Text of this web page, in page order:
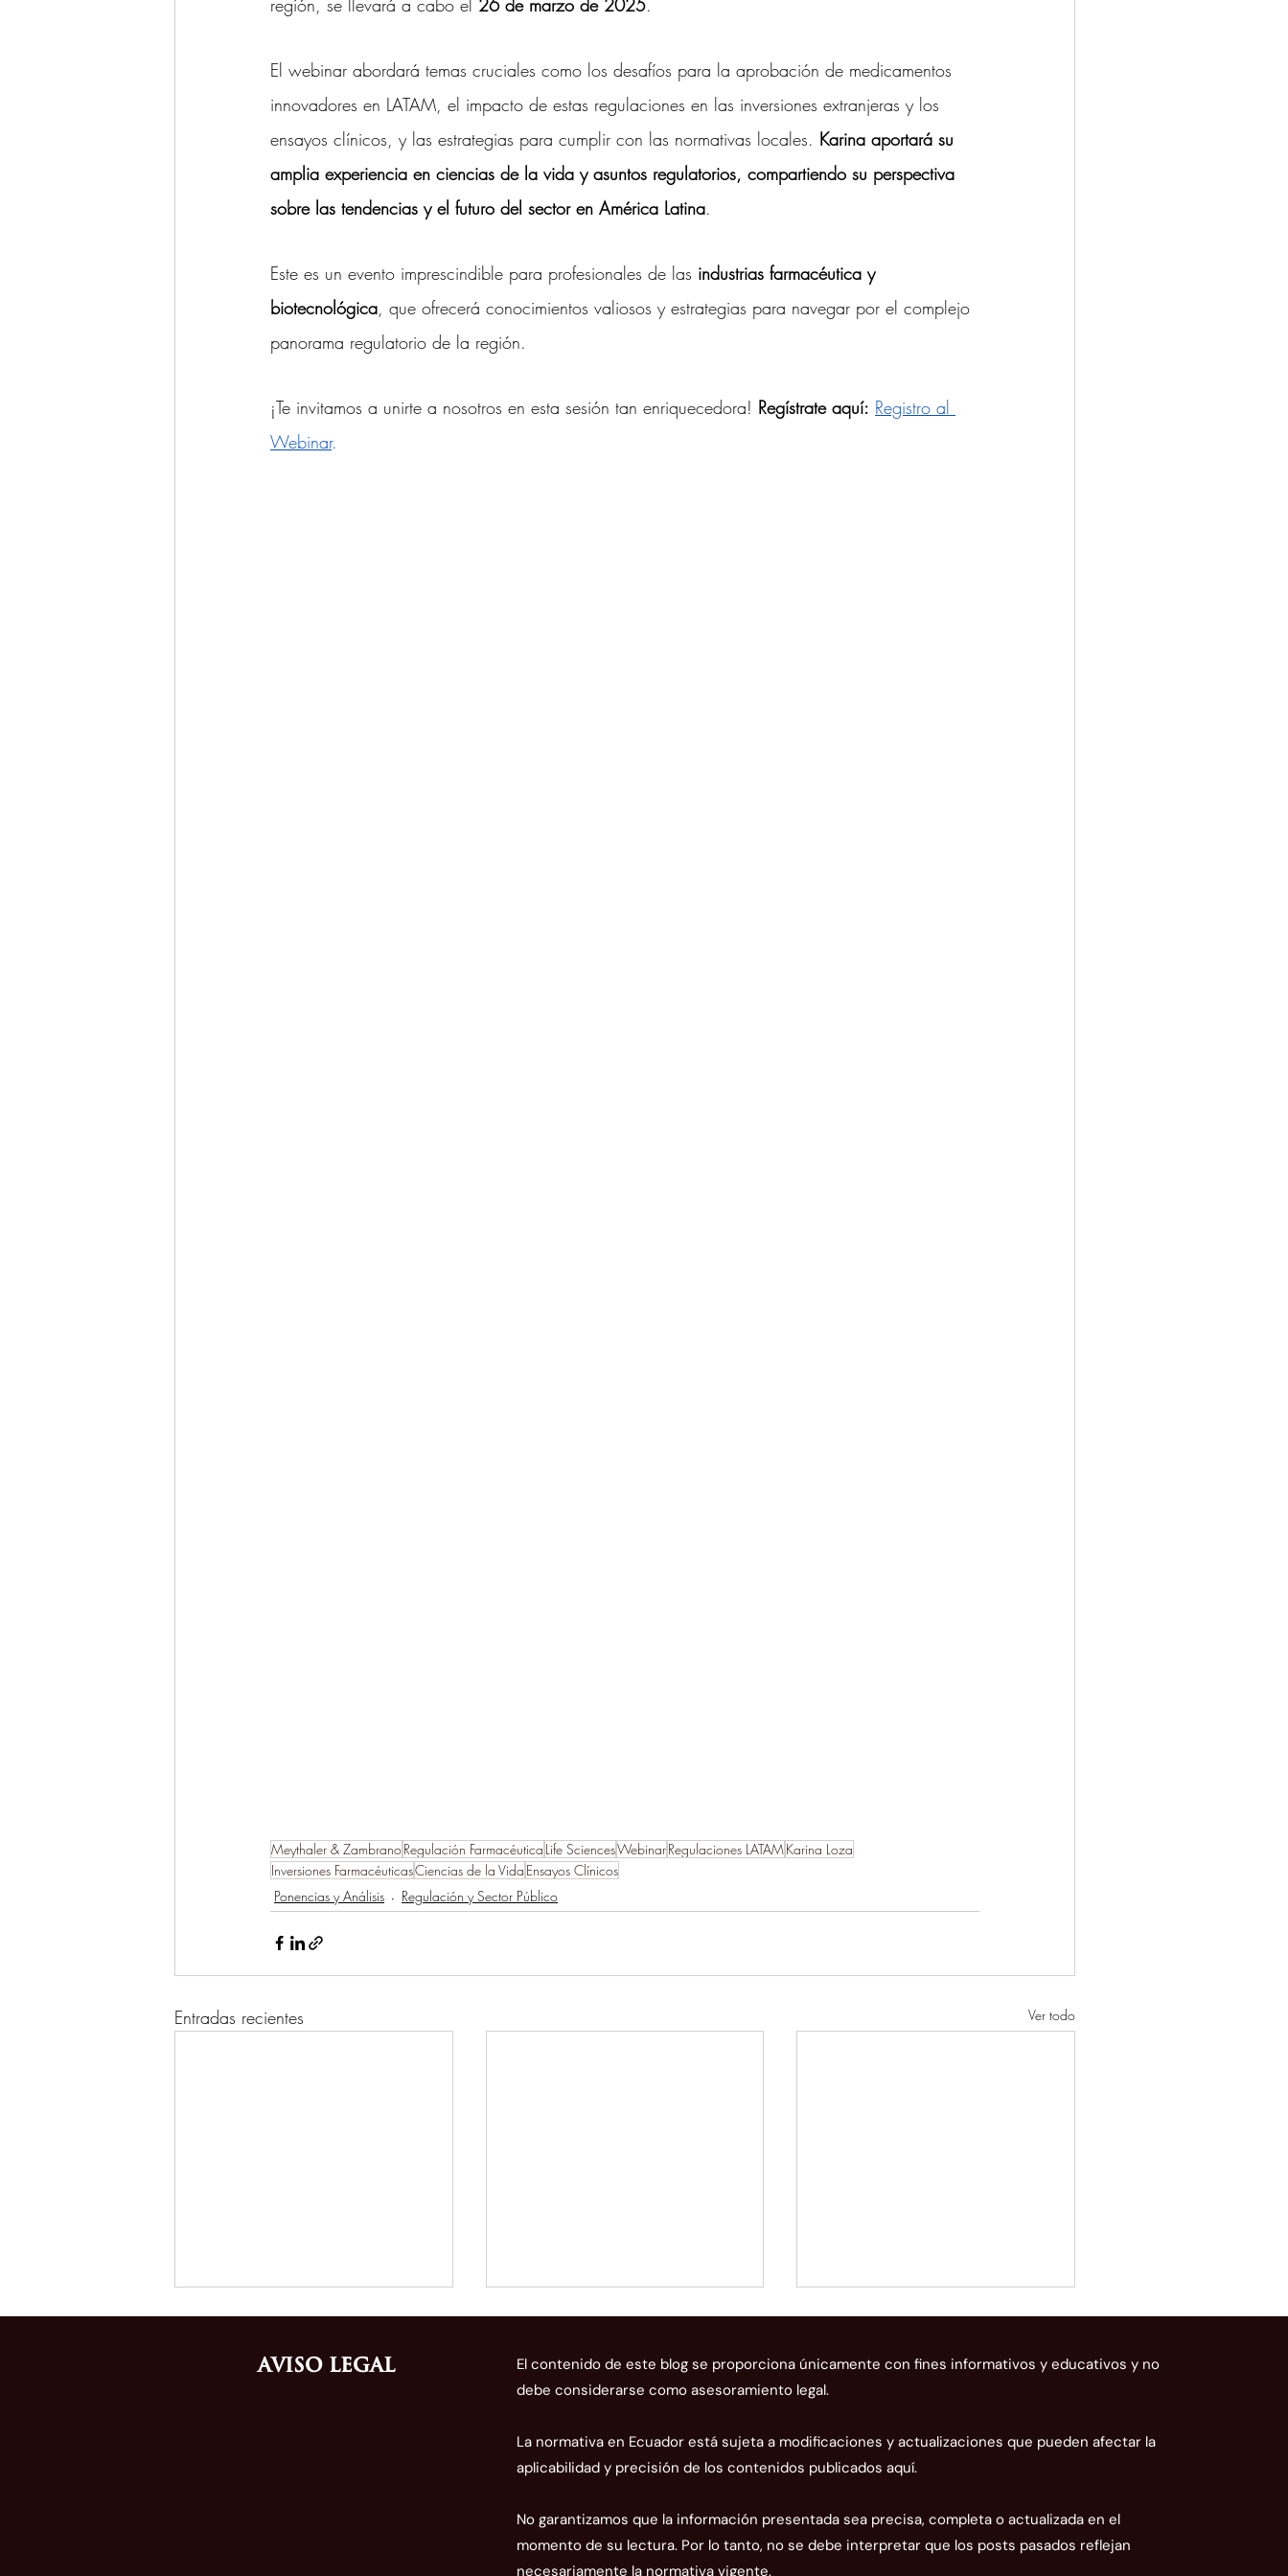
región, se llevará a cabo el 26 de marzo de 2025.
El webinar abordará temas cruciales como los desafíos para la aprobación de medicamentos
innovadores en LATAM, el impacto de estas regulaciones en las inversiones extranjeras y los
ensayos clínicos, y las estrategias para cumplir con las normativas locales. Karina aportará su
amplia experiencia en ciencias de la vida y asuntos regulatorios, compartiendo su perspectiva
sobre las tendencias y el futuro del sector en América Latina.
Este es un evento imprescindible para profesionales de las industrias farmacéutica y
biotecnológica, que ofrecerá conocimientos valiosos y estrategias para navegar por el complejo
panorama regulatorio de la región.
¡Te invitamos a unirte a nosotros en esta sesión tan enriquecedora! Regístrate aquí: Registro al
Webinar.
Meythaler & ZambranoRegulación Farmacéutica Life SciencesWebinarRegulaciones LATAMKarina Loza
Inversiones FarmacéuticasCiencias de la Vida Ensayos Clínicos
Ponencias y Análisis
Regulación y Sector Público
Entradas recientes Ver todo
Cómo Aprovechar el Nuevo
Impulsar su Empresa
¡Atención Empresas y
Vía Correcta para Resolver
Controversias Técnicas
Aviso Legal
El contenido de este blog se proporciona únicamente con fines informativos y educativos y no
debe considerarse como asesoramiento legal.
La normativa en Ecuador está sujeta a modificaciones y actualizaciones que pueden afectar la
aplicabilidad y precisión de los contenidos publicados aquí.
No garantizamos que la información presentada sea precisa, completa o actualizada en el
momento de su lectura. Por lo tanto, no se debe interpretar que los posts pasados reflejan
necesariamente la normativa vigente.